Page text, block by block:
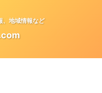
、地域情報など